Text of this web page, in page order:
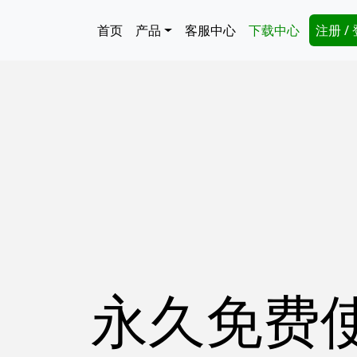
Main navigation
首页 产品 客服中心 下载中心 注册 /
永久免费